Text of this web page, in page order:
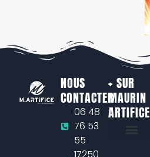
NOUS
CONTACTER
06 48
76 53
55
+ SUR
MAURIN
ARTIFICE